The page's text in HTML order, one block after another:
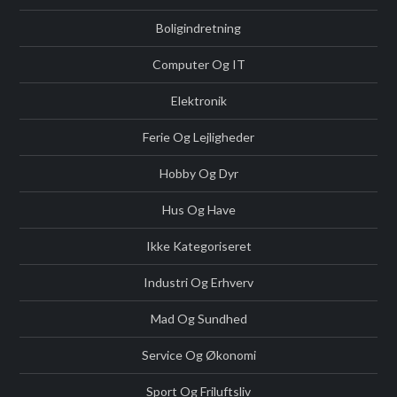
Boligindretning
Computer Og IT
Elektronik
Ferie Og Lejligheder
Hobby Og Dyr
Hus Og Have
Ikke Kategoriseret
Industri Og Erhverv
Mad Og Sundhed
Service Og Økonomi
Sport Og Friluftsliv